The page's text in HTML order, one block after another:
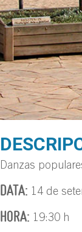
Danzas
DATA: 14 de
HORA: 19:30 h